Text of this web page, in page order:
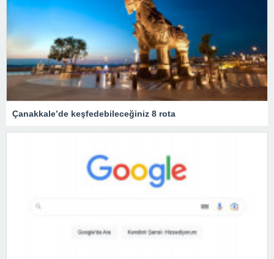
Çanakkale’de keşfedebileceğiniz 8 rota